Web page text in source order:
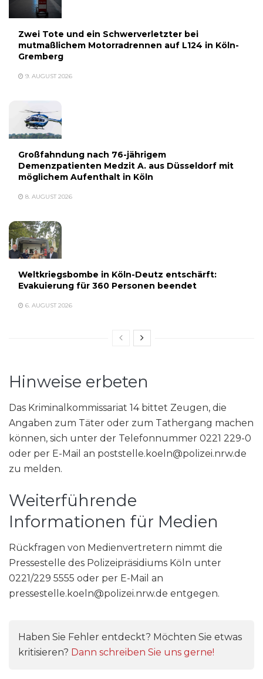
Zwei Tote und ein Schwerverletzter bei
mutmaßlichem Motorradrennen auf L124 in Köln-
Gremberg
9. AUGUST 2026
Großfahndung nach 76-jährigem
Demenzpatienten Medzit A. aus Düsseldorf mit
möglichem Aufenthalt in Köln
8. AUGUST 2026
Weltkriegsbombe in Köln-Deutz entschärft:
Evakuierung für 360 Personen beendet
6. AUGUST 2026
Hinweise erbeten
Das Kriminalkommissariat 14 bittet Zeugen, die
Angaben zum Täter oder zum Tathergang machen
können, sich unter der Telefonnummer 0221 229-0
oder per E-Mail an poststelle.koeln@polizei.nrw.de
zu melden.
Weiterführende
Informationen für Medien
Rückfragen von Medienvertretern nimmt die
Pressestelle des Polizeipräsidiums Köln unter
0221/229 5555 oder per E-Mail an
pressestelle.koeln@polizei.nrw.de entgegen.
Haben Sie Fehler entdeckt? Möchten Sie etwas
kritisieren? Dann schreiben Sie uns gerne!